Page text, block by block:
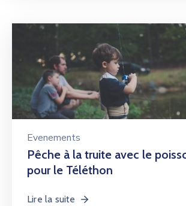
Evenements
Pêche à la truite avec le
pour le Téléthon
Lire la suite